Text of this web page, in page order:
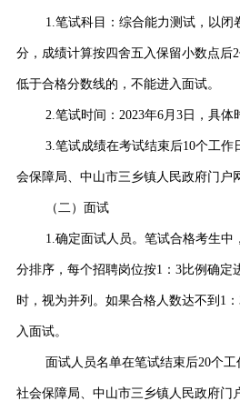
1.笔试科目：综合能力测试，以闭
分，成绩计算按四舍五入保留小数点后
低于合格分数线的，不能进入面试。
2.笔试时间：2023年6月3日，具体
3.笔试成绩在考试结束后10个工作
会保障局、中山市三乡镇人民政府门户
（二）面试
1.确定面试人员。笔试合格考生中
分排序，每个招聘岗位按1：3比例确定
时，视为并列。如果合格人数达不到1
入面试。
面试人员名单在笔试结束后20个
社会保障局、中山市三乡镇人民政府门